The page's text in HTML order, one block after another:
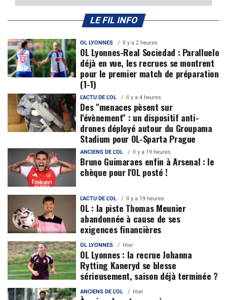
LE FIL INFO
OL LYONNES Il y a 2 heures
OL Lyonnes-Real Sociedad : Paralluelo
déjà en vue, les recrues se montrent
pour le premier match de préparation
(1-1)
L'ACTU DE L'OL Il y a 4 heures
Des "menaces pèsent sur
l'évènement" : un dispositif anti-
drones déployé autour du Groupama
Stadium pour OL-Sparta Prague
ANCIENS DE L'OL Il y a 19 heures
Bruno Guimaraes enfin à Arsenal : le
chèque pour l'OL posté !
L'ACTU DE L'OL Il y a 19 heures
OL : la piste Thomas Meunier
abandonnée à cause de ses
exigences financières
OL LYONNES Hier
OL Lyonnes : la recrue Johanna
Rytting Kaneryd se blesse
sérieusement, saison déjà terminée ?
ANCIENS DE L'OL Hier